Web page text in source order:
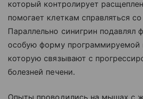
который контролирует
помогает клеткам справляться
Параллельно синигрин подавлял
особую форму программируемой
которую связывают с
болезней печени.
Опыты проводились на мышах с